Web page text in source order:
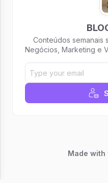
Conteúdos semanais
Negócios, Marketing e
Made